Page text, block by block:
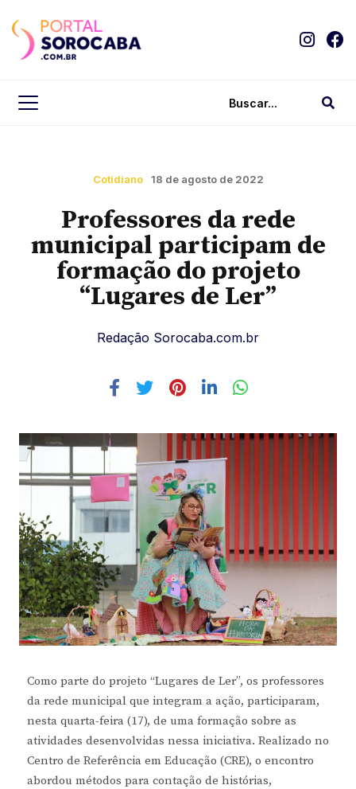
Cotidiano 18 de agosto de 2022
Professores da rede
municipal participam de
formação do projeto
“Lugares de Ler”
Redação Sorocaba.com.br
Como parte do projeto “Lugares de Ler”, os professores
da rede municipal que integram a ação, participaram,
nesta quarta-feira (17), de uma formação sobre as
atividades desenvolvidas nessa iniciativa. Realizado no
Centro de Referência em Educação (CRE), o encontro
abordou métodos para contação de histórias,